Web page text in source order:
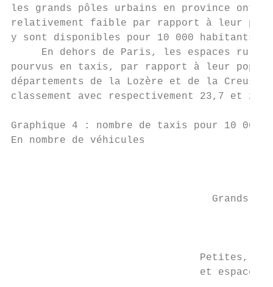
les grands pôles urbains en province
relativement faible par rapport à leur
y sont disponibles pour 10 000
En dehors de Paris, les espaces
pourvus en taxis, par rapport à leur
départements de la Lozère et de la
classement avec respectivement 23,7
Graphique 4 : nombre de taxis pour 10
En nombre de véhicules
Grands
Petites,
et espace